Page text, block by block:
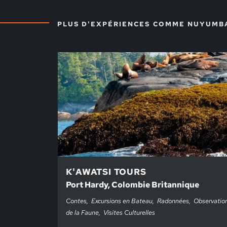
PLUS D'EXPÉRIENCES COMME
K'AWATSI TOURS
Port Hardy, Colombie Britannique
Contes Excursions en Bateau Radonnées
de la Faune
Visites Culturelles